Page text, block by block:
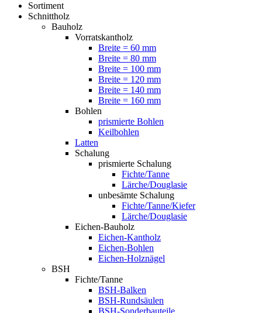
Sortiment
Schnittholz
Bauholz
Vorratskantholz
Breite = 60 mm
Breite = 80 mm
Breite = 100 mm
Breite = 120 mm
Breite = 140 mm
Breite = 160 mm
Bohlen
prismierte Bohlen
Keilbohlen
Latten
Schalung
prismierte Schalung
Fichte/Tanne
Lärche/Douglasie
unbesämte Schalung
Fichte/Tanne/Kiefer
Lärche/Douglasie
Eichen-Bauholz
Eichen-Kantholz
Eichen-Bohlen
Eichen-Holznägel
BSH
Fichte/Tanne
BSH-Balken
BSH-Rundsäulen
BSH-Sonderbauteile